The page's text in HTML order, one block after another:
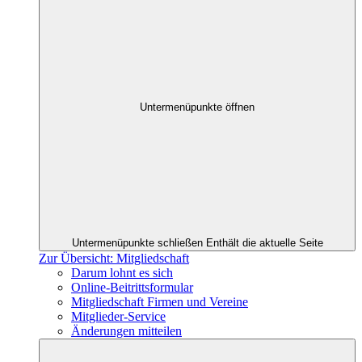
Untermenüpunkte öffnen
Untermenüpunkte schließen Enthält die aktuelle Seite
Zur Übersicht: Mitgliedschaft
Darum lohnt es sich
Online-Beitrittsformular
Mitgliedschaft Firmen und Vereine
Mitglieder-Service
Änderungen mitteilen